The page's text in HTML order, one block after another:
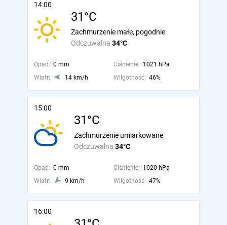
14:00
31°C
Odczuwalna 34°C
Zachmurzenie małe, pogodnie
Opad: 0 mm Ciśnienie: 1021 hPa
Wiatr:
14 km/h Wilgotność: 46%
15:00
31°C
Odczuwalna 34°C
Zachmurzenie umiarkowane
Opad: 0 mm Ciśnienie: 1020 hPa
Wiatr:
9 km/h Wilgotność: 47%
16:00